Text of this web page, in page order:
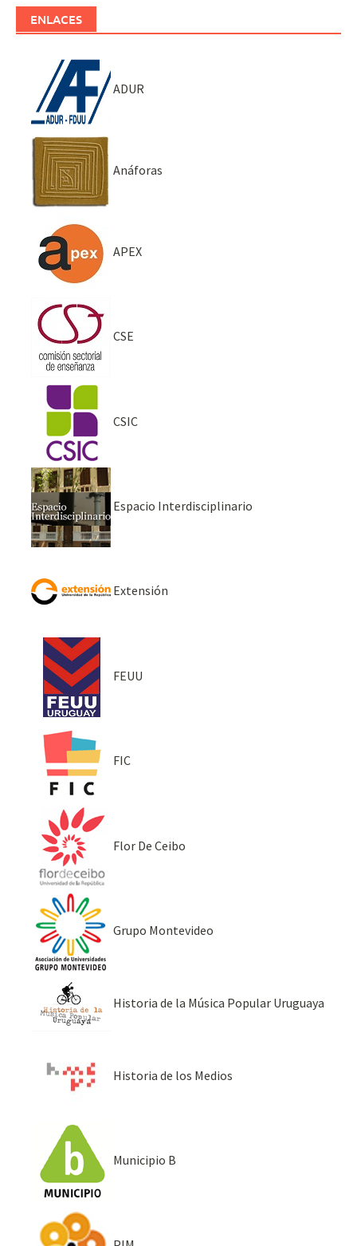
ENLACES
ADUR
Anáforas
APEX
CSE
CSIC
Espacio Interdisciplinario
Extensión
FEUU
FIC
Flor De Ceibo
Grupo Montevideo
Historia de la Música Popular Uruguaya
Historia de los Medios
Municipio B